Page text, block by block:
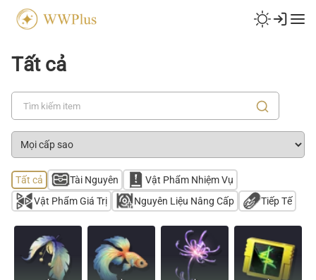
Tất cả
Tất cả Tài Nguyên
Vật Phẩm Nhiệm Vụ
Vật Phẩm Giá Trị
Nguyên Liệu Nâng Cấp Tiếp Tế